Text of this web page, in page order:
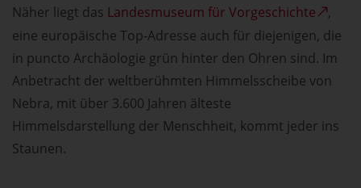
Näher liegt das Landesmuseum für Vorgeschichte
,
eine europäische Top-Adresse auch für diejenigen, die
in puncto Archäologie grün hinter den Ohren sind. Im
Anbetracht der weltberühmten Himmelsscheibe von
Nebra, mit über 3.600 Jahren älteste
Himmelsdarstellung der Menschheit, kommt jeder ins
Staunen.